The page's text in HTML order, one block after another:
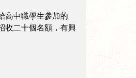
高中職學生參加的
收二十個名額，有興